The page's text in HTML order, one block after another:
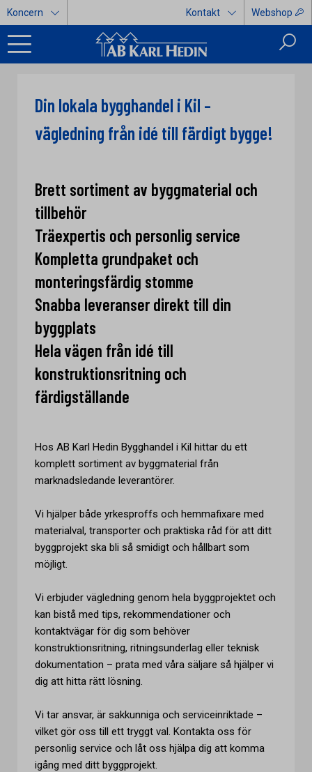
Koncern Kontakt Webshop
Din lokala bygghandel i Kil –
vägledning från idé till färdigt bygge!
Brett sortiment av byggmaterial och
tillbehör
Träexpertis och personlig service
Kompletta grundpaket och
monteringsfärdig stomme
Snabba leveranser direkt till din
byggplats
Hela vägen från idé till
konstruktionsritning och
färdigställande
Hos AB Karl Hedin Bygghandel i Kil hittar du ett
komplett sortiment av byggmaterial från
marknadsledande leverantörer.
Vi hjälper både yrkesproffs och hemmafixare med
materialval, transporter och praktiska råd för att ditt
byggprojekt ska bli så smidigt och hållbart som
möjligt.
Vi erbjuder vägledning genom hela byggprojektet och
kan bistå med tips, rekommendationer och
kontaktvägar för dig som behöver
konstruktionsritning, ritningsunderlag eller teknisk
dokumentation – prata med våra säljare så hjälper vi
dig att hitta rätt lösning.
Vi tar ansvar, är sakkunniga och serviceinriktade –
vilket gör oss till ett tryggt val. Kontakta oss för
personlig service och låt oss hjälpa dig att komma
igång med ditt byggprojekt.